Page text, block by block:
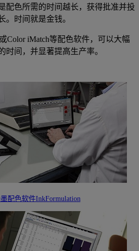
配色所需的时间越长，获得批准并投
。时间就是金钱。
Color iMatch等配色软件，可以大幅
时间，并显著提高生产率。
配色软件InkFormulation